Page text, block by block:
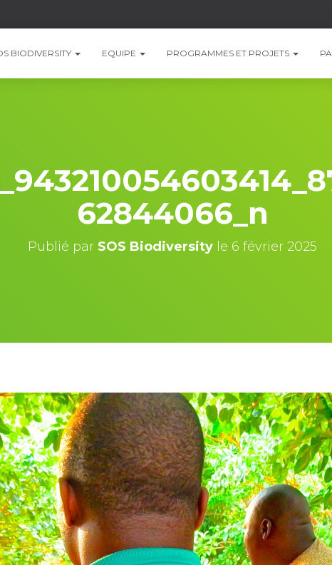
BIODIVERSITY EQUIPE PROGRAMMES ET PROJETS
62844066_n
Publié par SOS Biodiversity le 6 février 2025